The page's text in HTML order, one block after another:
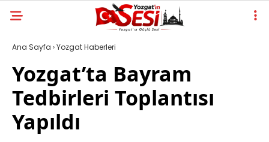
Ana Sayfa ›Yozgat Haberleri
Yozgat’ta Bayram
Tedbirleri Toplantısı
Yapıldı